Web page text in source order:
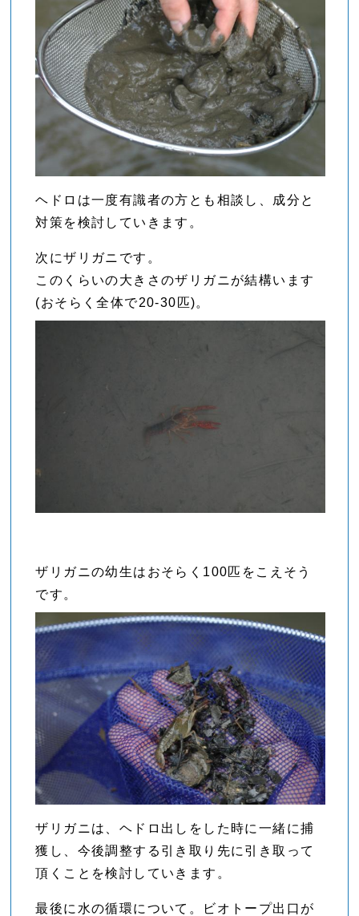
ヘドロは一度有識者の方とも相談し、成分と
対策を検討していきます。
次にザリガニです。
このくらいの大きさのザリガニが結構います
(おそらく全体で20-30匹)。
ザリガニの幼生はおそらく100匹をこえそう
です。
ザリガニは、ヘドロ出しをした時に一緒に捕
獲し、今後調整する引き取り先に引き取って
頂くことを検討していきます。
最後に水の循環について。ビオトープ出口が